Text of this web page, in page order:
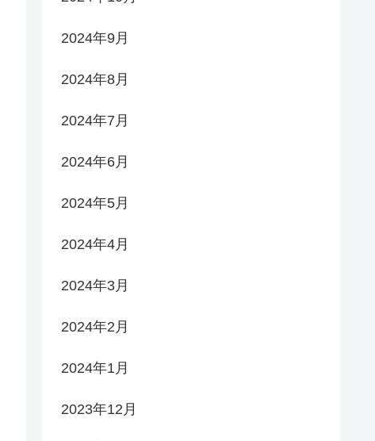
2024年9月
2024年8月
2024年7月
2024年6月
2024年5月
2024年4月
2024年3月
2024年2月
2024年1月
2023年12月